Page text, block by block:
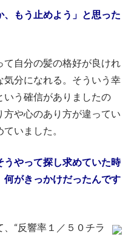
もう止めよう」と思った
自分の髪の格好が良けれ
分になれる。そういう幸
う確信がありましたの
や心のあり方が違ってい
いました。
やって探し求めていた時
がきっかけだったんです
“反響率１／５０チラ